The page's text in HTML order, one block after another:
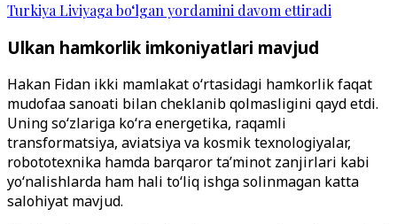
Turkiya Liviyaga bo‘lgan yordamini davom ettiradi
Ulkan hamkorlik imkoniyatlari mavjud
Hakan Fidan ikki mamlakat o‘rtasidagi hamkorlik faqat
mudofaa sanoati bilan cheklanib qolmasligini qayd etdi.
Uning so‘zlariga ko‘ra energetika, raqamli
transformatsiya, aviatsiya va kosmik texnologiyalar,
robototexnika hamda barqaror ta’minot zanjirlari kabi
yo‘nalishlarda ham hali to‘liq ishga solinmagan katta
salohiyat mavjud.